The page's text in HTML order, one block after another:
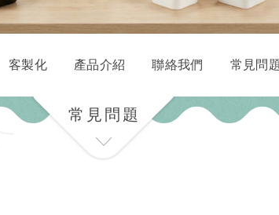
客製化 產品介紹 聯絡我們 常見問
常見問題